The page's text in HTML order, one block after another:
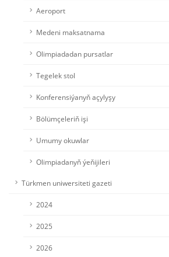
Aeroport
Medeni maksatnama
Olimpiadadan pursatlar
Tegelek stol
Konferensiýanyň açylyşy
Bölümçeleriň işi
Umumy okuwlar
Olimpiadanyň ýeňijileri
Türkmen uniwersiteti gazeti
2024
2025
2026